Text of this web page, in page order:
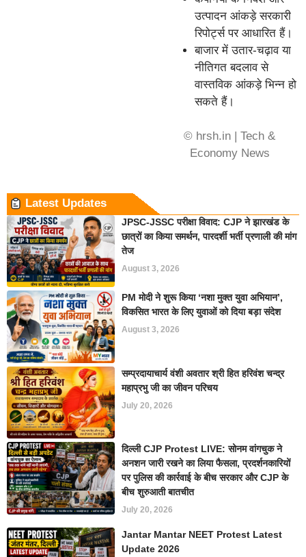
उत्पादन आंकड़े सरकारी
रिपोर्ट्स पर आधारित हैं।
बाजार में उतार-चढ़ाव या
नीतिगत बदलाव से
वास्तविक आंकड़े भिन्न हो
सकते हैं।
© hrsh.in | Tech &
Economy News
Latest Updates
JPSC-JSSC परीक्षा विवाद: CJP ने झारखंड के
छात्रों का किया समर्थन, पारदर्शी भर्ती प्रणाली की मांग
तेज
August 3, 2026
PM मोदी ने शुरू किया ‘नशा मुक्त युवा अभियान’,
विकसित भारत के लिए युवाओं को दिया बड़ा संदेश
August 3, 2026
सम्प्रदायाचार्य वंशी अवतार श्री हित हरिवंश चन्द्र
महाप्रभु जी का जीवन परिचय
July 20, 2026
दिल्ली CJP Protest LIVE: सोनम वांगचुक ने
अनशन जारी रखने का लिया फैसला, प्रदर्शनकारियों
पर पुलिस की कार्रवाई के बीच सरकार और CJP के
बीच शुरुआती बातचीत
July 20, 2026
Jantar Mantar NEET Protest Latest
Update 2026